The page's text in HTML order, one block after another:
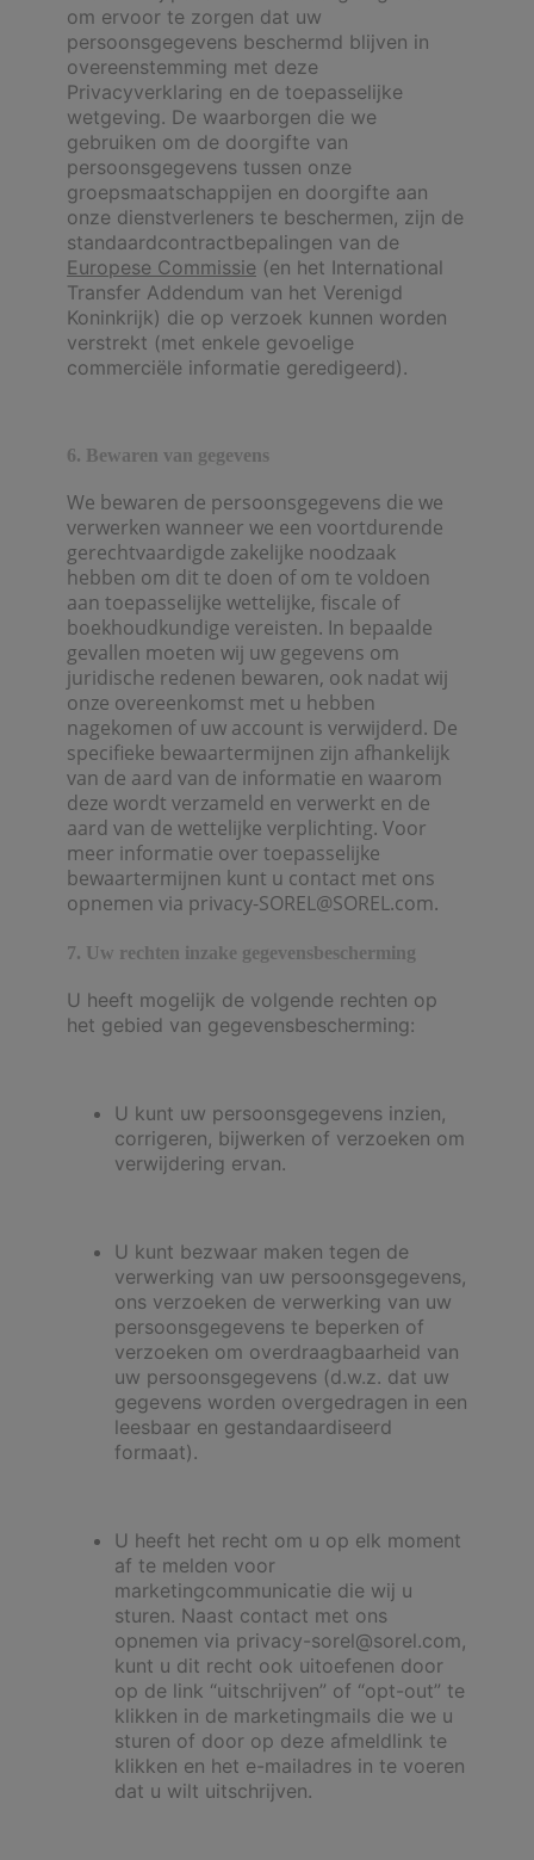
om ervoor te zorgen dat uw
persoonsgegevens beschermd blijven in
overeenstemming met deze
Privacyverklaring en de toepasselijke
wetgeving. De waarborgen die we
gebruiken om de doorgifte van
persoonsgegevens tussen onze
groepsmaatschappijen en doorgifte aan
onze dienstverleners te beschermen, zijn de
standaardcontractbepalingen van de
Europese Commissie (en het International
Transfer Addendum van het Verenigd
Koninkrijk) die op verzoek kunnen worden
verstrekt (met enkele gevoelige
commerciële informatie geredigeerd).
6. Bewaren van gegevens
We bewaren de persoonsgegevens die we
verwerken wanneer we een voortdurende
gerechtvaardigde zakelijke noodzaak
hebben om dit te doen of om te voldoen
aan toepasselijke wettelijke, fiscale of
boekhoudkundige vereisten. In bepaalde
gevallen moeten wij uw gegevens om
juridische redenen bewaren, ook nadat wij
onze overeenkomst met u hebben
nagekomen of uw account is verwijderd. De
specifieke bewaartermijnen zijn afhankelijk
van de aard van de informatie en waarom
deze wordt verzameld en verwerkt en de
aard van de wettelijke verplichting. Voor
meer informatie over toepasselijke
bewaartermijnen kunt u contact met ons
opnemen via privacy-SOREL@SOREL.com.
7. Uw rechten inzake gegevensbescherming
U heeft mogelijk de volgende rechten op
het gebied van gegevensbescherming:
U kunt uw persoonsgegevens inzien,
corrigeren, bijwerken of verzoeken om
verwijdering ervan.
U kunt bezwaar maken tegen de
verwerking van uw persoonsgegevens,
ons verzoeken de verwerking van uw
persoonsgegevens te beperken of
verzoeken om overdraagbaarheid van
uw persoonsgegevens (d.w.z. dat uw
gegevens worden overgedragen in een
leesbaar en gestandaardiseerd
formaat).
U heeft het recht om u op elk moment
af te melden voor
marketingcommunicatie die wij u
sturen. Naast contact met ons
opnemen via privacy-sorel@sorel.com,
kunt u dit recht ook uitoefenen door
op de link “uitschrijven” of “opt-out” te
klikken in de marketingmails die we u
sturen of door op deze afmeldlink te
klikken en het e-mailadres in te voeren
dat u wilt uitschrijven.